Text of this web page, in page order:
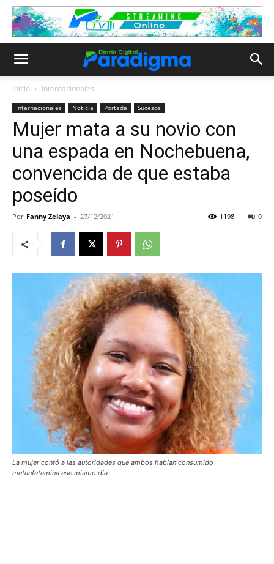
Inicio Internacionales
Internacionales Noticia Portada Sucesos
Mujer mata a su novio con
una espada en Nochebuena,
convencida de que estaba
poseído
Por Fanny Zelaya - 27/12/2021 0
1198
La mujer contó a las autoridades que ambos habían consumido
metanfetamina ese mismo día.